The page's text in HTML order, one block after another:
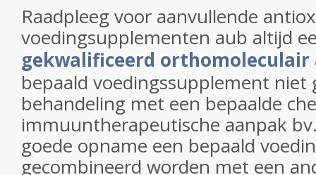
Raadpleeg voor aanvullende
voedingsupplementen aub altijd
gekwalificeerd orthomoleculair
bepaald voedingssupplement niet
behandeling met een bepaalde
immuuntherapeutische aanpak
goede opname een bepaald
gecombineerd worden met een